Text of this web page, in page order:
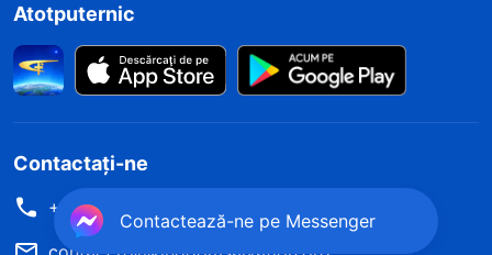
Atotputernic
Contactați-ne
+40-772-213-435
Contactează-ne pe Messenger